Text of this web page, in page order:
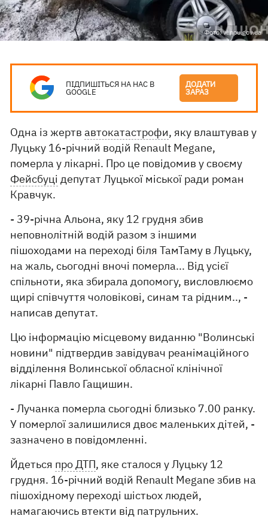
Фото: vl.npu.gov.ua
ПІДПИШІТЬСЯ НА НАС В
GOOGLE
ДОДАТИ
ЗАРАЗ
Одна із жертвавтокатастрофи, яку влаштував у
Луцьку 16-річний водій Renault Megane,
померла у лікарні. Про це повідомив у своєму
Фейсбуці депутат Луцької міської ради роман
Кравчук.
- 39-річна Альона, яку 12 грудня збив
неповнолітній водій разом з іншими
пішоходами на переході біля ТамТаму в Луцьку,
на жаль, сьогодні вночі померла... Від усієї
спільноти, яка збирала допомогу, висловлюємо
щирі співчуття чоловікові, синам та рідним.., -
написав депутат.
Цю інформацію місцевому виданню "Волинські
новини" підтвердив завідувач реанімаційного
відділення Волинської обласної клінічної
лікарні Павло Гащишин.
- Лучанка померла сьогодні близько 7.00 ранку.
У померлої залишилися двоє маленьких дітей, -
зазначено в повідомленні.
Йдеться про ДТП, яке сталося у Луцьку 12
грудня. 16-річний водій Renault Megane збив на
пішохідному переході шістьох людей,
намагаючись втекти від патрульних.